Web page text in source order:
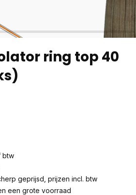
ring top 40
btw
geprijsd, prijzen incl. btw
een grote voorraad